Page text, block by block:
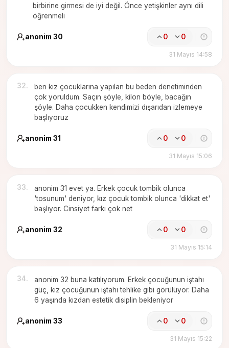
birbirine girmesi de iyi değil. Önce yetişkinler aynı dili
öğrenmeli
anonim 30 0 0
31 Mayıs 14:58
32.
ben kız çocuklarına yapılan bu beden denetiminden
çok yoruldum. Saçın şöyle, kilon böyle, bacağın
şöyle. Daha çocukken kendimizi dışarıdan izlemeye
başlıyoruz
anonim 31 0 0
31 Mayıs 15:06
33.
anonim 31 evet ya. Erkek çocuk tombik olunca
'tosunum' deniyor, kız çocuk tombik olunca 'dikkat et'
başlıyor. Cinsiyet farkı çok net
anonim 32 0 0
31 Mayıs 15:14
34.
anonim 32 buna katılıyorum. Erkek çocuğunun iştahı
güç, kız çocuğunun iştahı tehlike gibi görülüyor. Daha
6 yaşında kızdan estetik disiplin bekleniyor
anonim 33 0 0
31 Mayıs 15:22